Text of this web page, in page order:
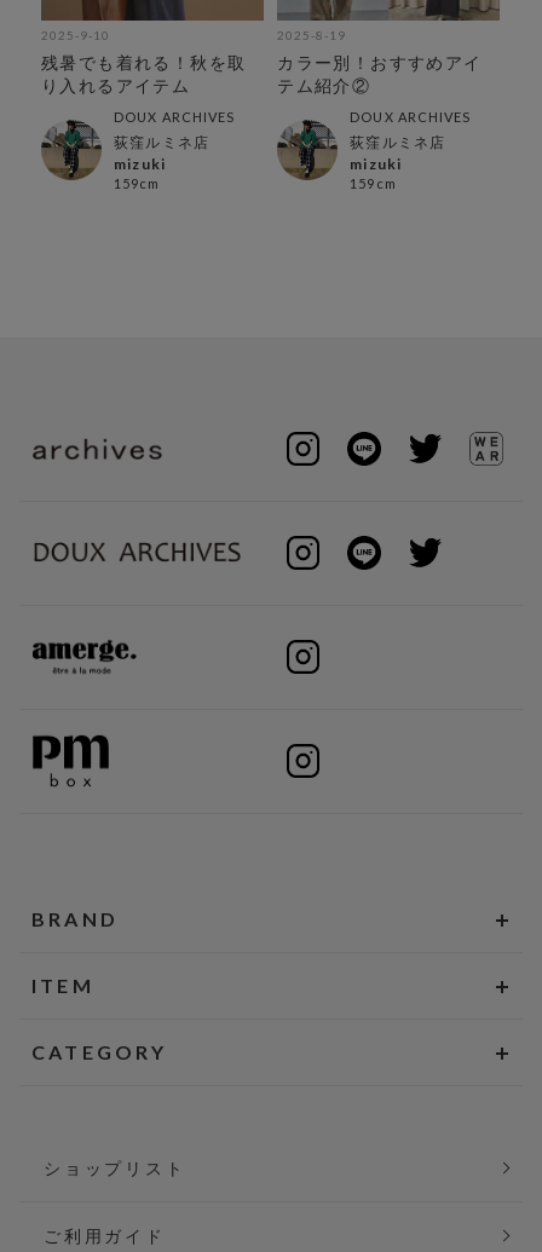
2025-9-10
残暑でも着れる！秋を取
り入れるアイテム
DOUX ARCHIVES
荻窪ルミネ店
mizuki
159cm
2025-8-19
カラー別！おすすめアイ
テム紹介②
DOUX ARCHIVES
荻窪ルミネ店
mizuki
159cm
BRAND
ITEM
CATEGORY
ショップリスト
ご利用ガイド